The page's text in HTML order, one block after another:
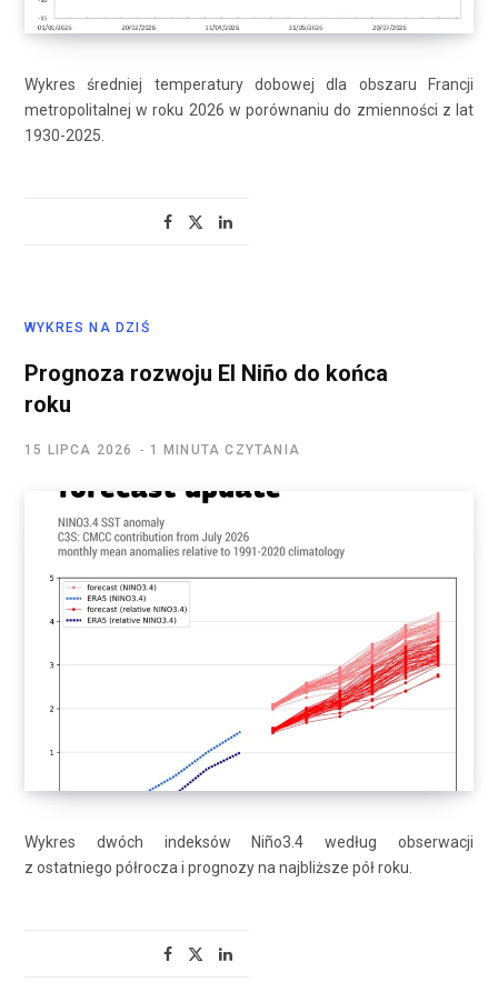
Wykres średniej temperatury dobowej dla obszaru Francji
metropolitalnej w roku 2026 w porównaniu do zmienności z lat
1930-2025.
WYKRES NA DZIŚ
Prognoza rozwoju El Niño do końca
roku
15 LIPCA 2026 1 MINUTA CZYTANIA
Wykres dwóch indeksów Niño3.4 według obserwacji
z ostatniego półrocza i prognozy na najbliższe pół roku.